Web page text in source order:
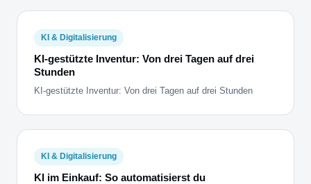
KI & Digitalisierung
KI-gestützte Inventur: Von drei Tagen auf drei
Stunden
KI-gestützte Inventur: Von drei Tagen auf drei Stunden
KI & Digitalisierung
KI im Einkauf: So automatisierst du